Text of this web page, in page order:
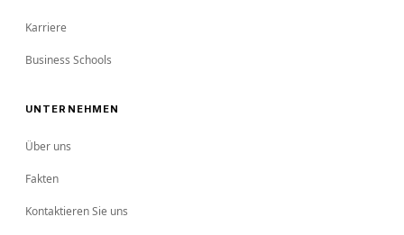
Karriere
Business Schools
UNTERNEHMEN
Über uns
Fakten
Kontaktieren Sie uns